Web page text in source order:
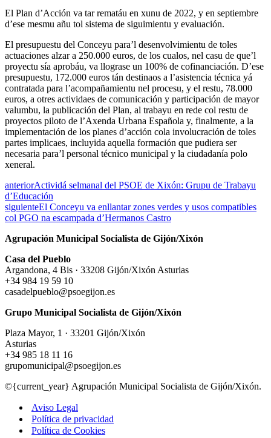
El Plan d’Acción va tar rematáu en xunu de 2022, y en septiembre
d’ese mesmu añu tol sistema de siguimientu y evaluación.
El presupuestu del Conceyu para’l desenvolvimientu de toles
actuaciones alzar a 250.000 euros, de los cualos, nel casu de que’l
proyectu sía aprobáu, va llograse un 100% de cofinanciación. D’ese
presupuestu, 172.000 euros tán destinaos a l’asistencia técnica yá
contratada para l’acompañamientu nel procesu, y el restu, 78.000
euros, a otres actividaes de comunicación y participación de mayor
valumbu, la publicación del Plan, al trabayu en rede col restu de
proyectos piloto de l’Axenda Urbana Española y, finalmente, a la
implementación de los planes d’acción cola involucración de toles
partes implicaes, incluyida aquella formación que pudiera ser
necesaria para’l personal técnico municipal y la ciudadanía polo
xeneral.
anteriorActividá selmanal del PSOE de Xixón: Grupu de Trabayu
d’Educación
siguienteEl Conceyu va enllantar zones verdes y usos compatibles
col PGO na escampada d’Hermanos Castro
Agrupación Municipal Socialista de Gijón/Xixón
Casa del Pueblo
Argandona, 4 Bis · 33208 Gijón/Xixón Asturias
+34 984 19 59 10
casadelpueblo@psoegijon.es
Grupo Municipal Socialista de Gijón/Xixón
Plaza Mayor, 1 · 33201 Gijón/Xixón
Asturias
+34 985 18 11 16
grupomunicipal@psoegijon.es
©{current_year} Agrupación Municipal Socialista de Gijón/Xixón.
Aviso Legal
Política de privacidad
Política de Cookies